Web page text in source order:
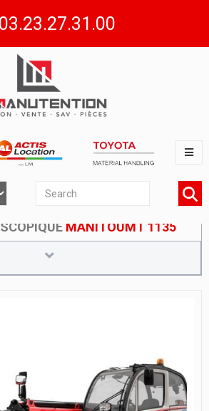
MANITOUMT 1135